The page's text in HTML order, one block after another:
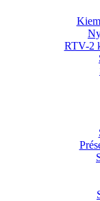
RTV-2